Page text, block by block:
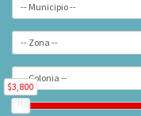
-- Municipio --
-- Zona --
-- Colonia --
$3,800